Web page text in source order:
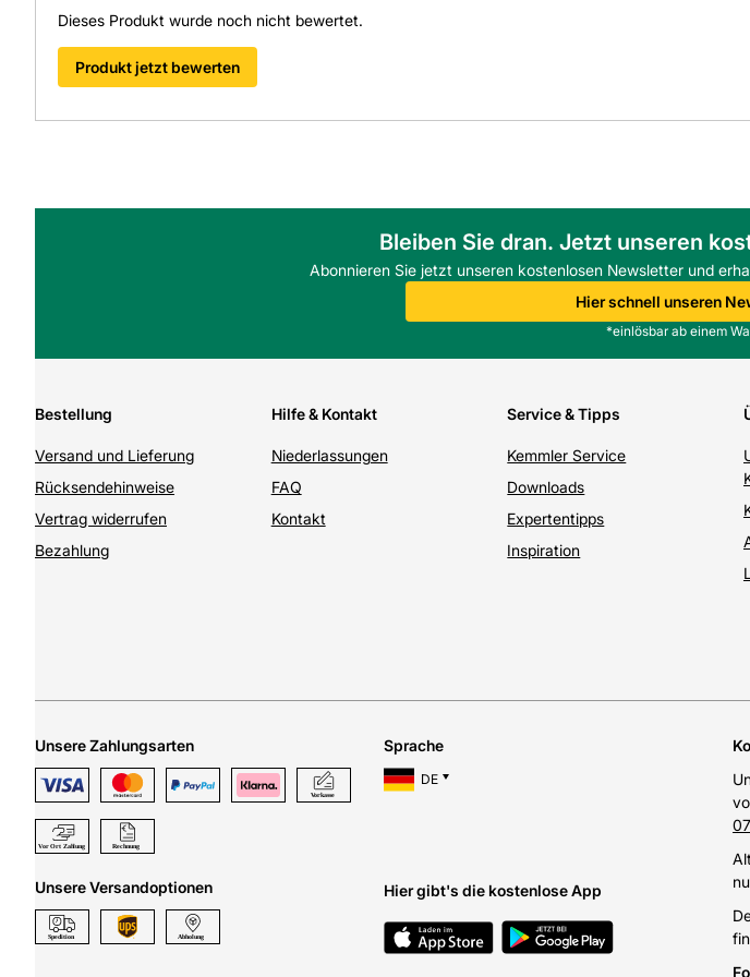
Dieses Produkt wurde noch nicht bewertet.
Produkt jetzt bewerten
Bleiben Sie dran. Jetzt unseren
Abonnieren Sie jetzt unseren kostenlosen Newsletter und
Hier schnell unseren
*einlösbar ab einem
Bestellung
Versand und Lieferung
Rücksendehinweise
Vertrag widerrufen
Bezahlung
Hilfe & Kontakt
Niederlassungen
FAQ
Kontakt
Service & Tipps
Kemmler Service
Downloads
Expertentipps
Inspiration
Unsere Zahlungsarten
Unsere Versandoptionen
Sprache
DE
Hier gibt's die kostenlose App